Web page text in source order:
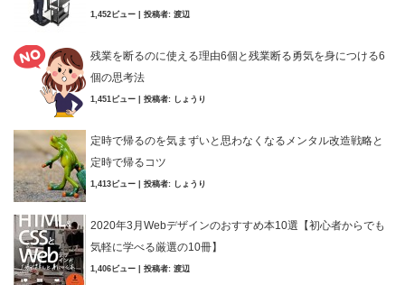
1,452ビュー 投稿者: 渡辺
残業を断るのに使える理由6個と残業断る勇気を身につける6
個の思考法
1,451ビュー 投稿者: しょうり
定時で帰るのを気まずいと思わなくなるメンタル改造戦略と
定時で帰るコツ
1,413ビュー 投稿者: しょうり
2020年3月Webデザインのおすすめ本10選【初心者からでも
気軽に学べる厳選の10冊】
1,406ビュー 投稿者: 渡辺